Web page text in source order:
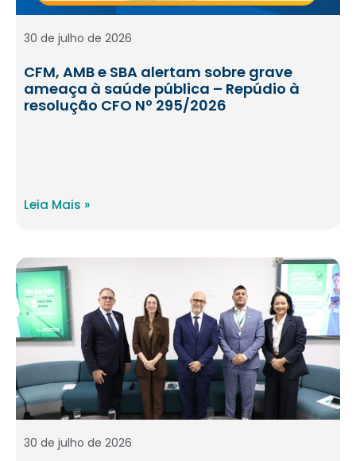
CFM, AMB e SBA alertam sobre grave
ameaça à saúde pública – Repúdio à
resolução CFO Nº 295/2026
30 de julho de 2026
Leia Mais »
30 de julho de 2026